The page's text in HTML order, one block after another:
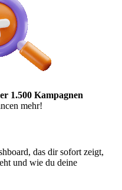
1.500 Kampagnen
mehr!
das dir sofort zeigt,
und wie du deine